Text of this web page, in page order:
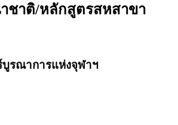
ชาติ/หลักสูตรสหสาขา
รณาการแห่งจุฬาฯ